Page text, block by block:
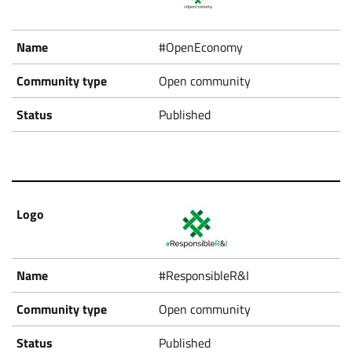
#OpenEconomy
Open community
Published
#ResponsibleR&I
Open community
Published